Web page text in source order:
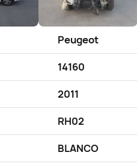
Peugeot
14160
2011
RH02
BLANCO